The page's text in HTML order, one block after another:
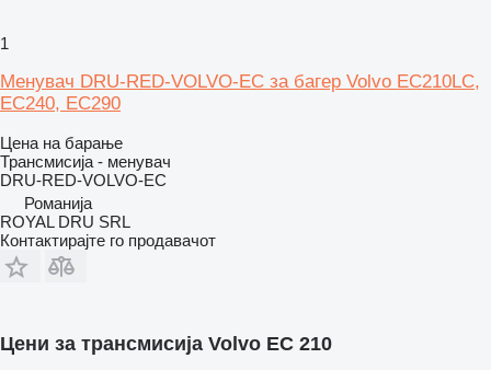
1
Менувач DRU-RED-VOLVO-EC за багер Volvo EC210LC,
EC240, EC290
Цена на барање
Трансмисија - менувач
DRU-RED-VOLVO-EC
Романија
ROYAL DRU SRL
Контактирајте го продавачот
Цени за трансмисија Volvo EC 210